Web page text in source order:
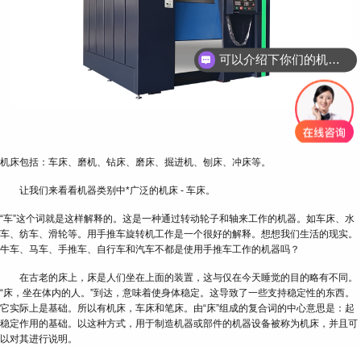
机床包括：车床、磨机、钻床、磨床、掘进机、刨床、冲床等。
让我们来看看机器类别中*广泛的机床 - 车床。
“车”这个词就是这样解释的。这是一种通过转动轮子和轴来工作的机器。如车床、水
车、纺车、滑轮等。用手推车旋转机工作是一个很好的解释。想想我们生活的现实。
牛车、马车、手推车、自行车和汽车不都是使用手推车工作的机器吗？
在古老的床上，床是人们坐在上面的装置，这与仅在今天睡觉的目的略有不同。
“床，坐在体内的人。”到达，意味着使身体稳定。这导致了一些支持稳定性的东西。
它实际上是基础。所以有机床，车床和笔床。由“床”组成的复合词的中心意思是：起
稳定作用的基础。以这种方式，用于制造机器或部件的机器设备被称为机床，并且可
以对其进行说明。
可以介绍下你们的机床吗？